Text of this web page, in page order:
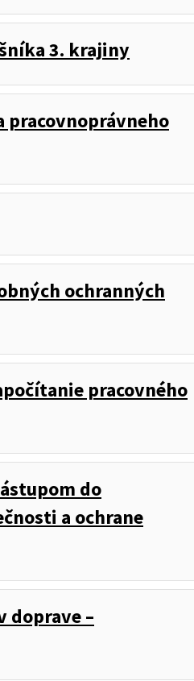
3. krajiny
pracovnoprávneho
ochranných
pracovného
do
a ochrane
doprave –